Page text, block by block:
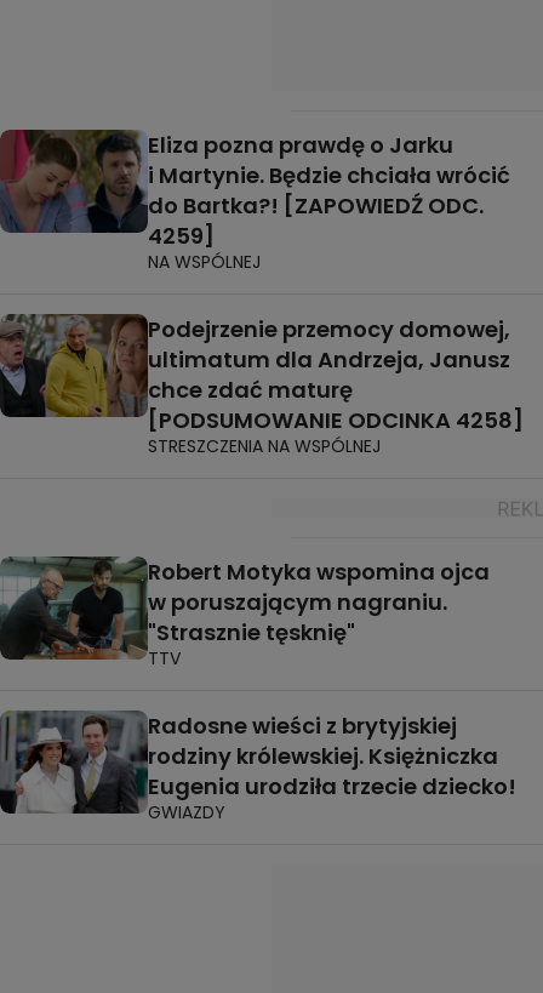
Eliza pozna prawdę o Jarku
i Martynie. Będzie chciała wrócić
do Bartka?! [ZAPOWIEDŹ ODC.
4259]
NA WSPÓLNEJ
Podejrzenie przemocy domowej,
ultimatum dla Andrzeja, Janusz
chce zdać maturę
[PODSUMOWANIE ODCINKA 4258]
STRESZCZENIA NA WSPÓLNEJ
Robert Motyka wspomina ojca
w poruszającym nagraniu.
"Strasznie tęsknię"
TTV
Radosne wieści z brytyjskiej
rodziny królewskiej. Księżniczka
Eugenia urodziła trzecie dziecko!
GWIAZDY